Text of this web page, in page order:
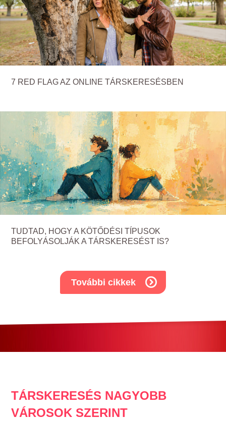
7 RED FLAG AZ ONLINE TÁRSKERESÉSBEN
TUDTAD, HOGY A KÖTŐDÉSI TÍPUSOK
BEFOLYÁSOLJÁK A TÁRSKERESÉST IS?
További cikkek
TÁRSKERESÉS NAGYOBB
VÁROSOK SZERINT